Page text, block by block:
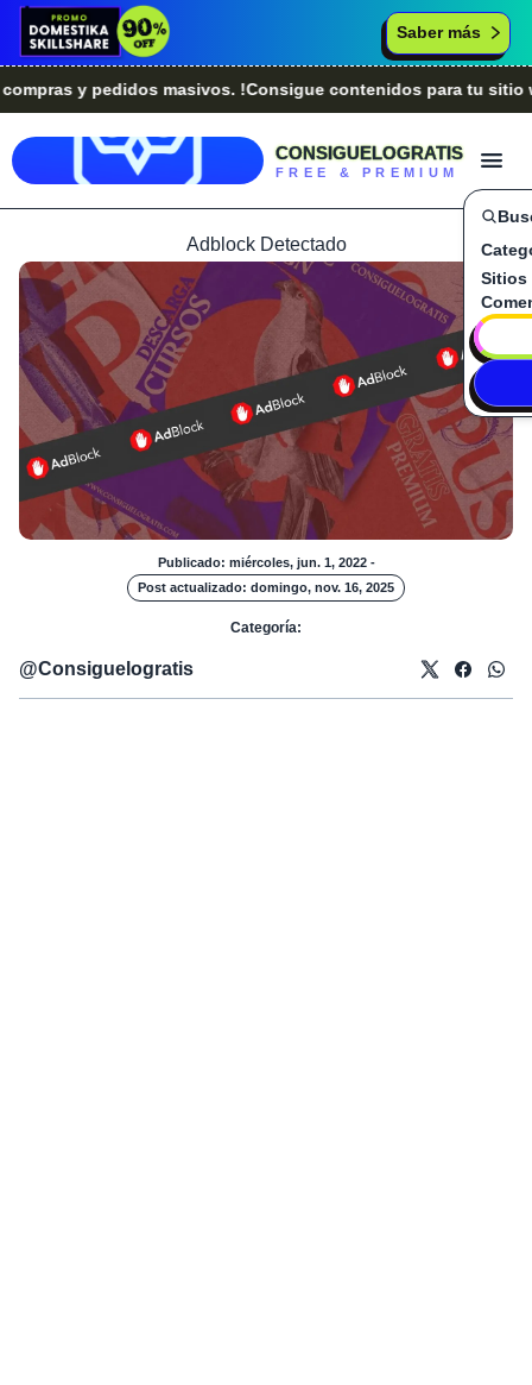
Saber más
y pedidos masivos. !Consigue contenidos para tu sitio
CONSIGUELOGRATIS
FREE & PREMIUM
Sitios
Adblock Detectado
Publicado: miércoles, jun. 1, 2022 -
Post actualizado: domingo, nov. 16, 2025
Categoría:
@Consiguelogratis